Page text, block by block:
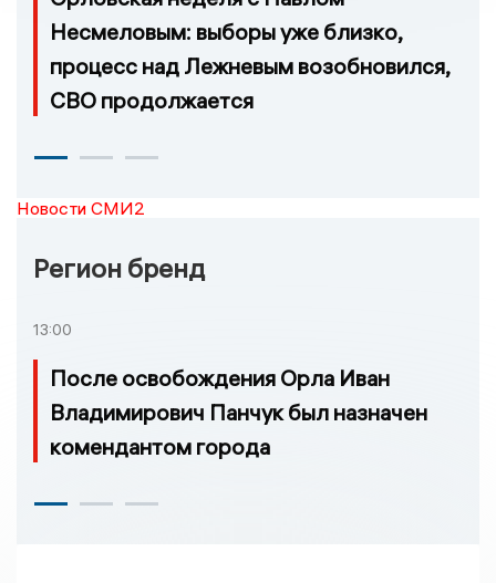
Несмеловым: выборы уже близко,
процесс над Лежневым возобновился,
СВО продолжается
Новости СМИ2
Регион бренд
13:00
После освобождения Орла Иван
Владимирович Панчук был назначен
комендантом города